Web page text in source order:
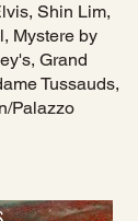
Shin Lim,
Mystere by
Grand
Tussauds​,
Palazzo